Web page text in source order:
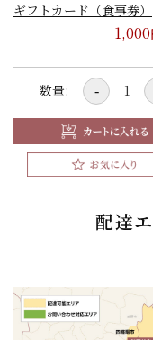
ギフトカード（食事券）
1,000
数量: -
配達